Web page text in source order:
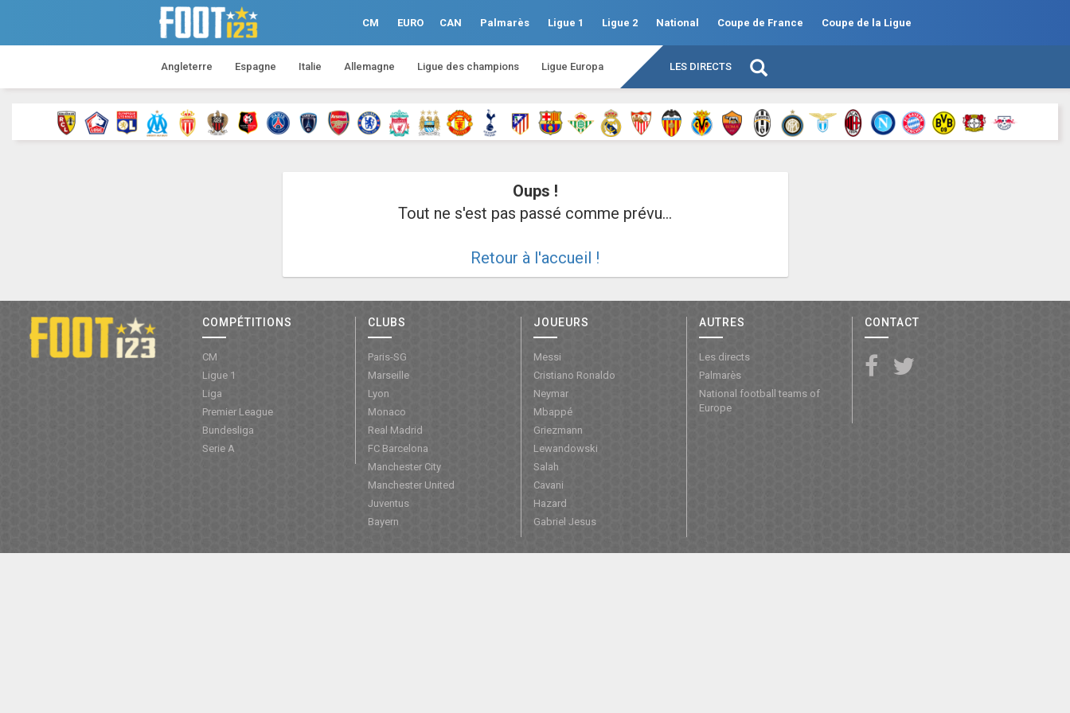
CM EURO CAN Palmarès Ligue 1 Ligue 2 National Coupe de France Coupe de la Ligue
Angleterre Espagne Italie Allemagne Ligue des champions Ligue Europa LES DIRECTS
Oups !
Tout ne s'est pas passé comme prévu...
Retour à l'accueil !
COMPÉTITIONS
CM
Ligue 1
Liga
Premier League
Bundesliga
Serie A
CLUBS
Paris-SG
Marseille
Lyon
Monaco
Real Madrid
FC Barcelona
Manchester City
Manchester United
Juventus
Bayern
JOUEURS
Messi
Cristiano Ronaldo
Neymar
Mbappé
Griezmann
Lewandowski
Salah
Cavani
Hazard
Gabriel Jesus
AUTRES
Les directs
Palmarès
National football teams of
Europe
CONTACT